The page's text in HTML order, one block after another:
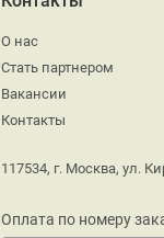
О нас
Стать партнером
Вакансии
Контакты
117534, г. Москва, ул.
Оплата по номеру